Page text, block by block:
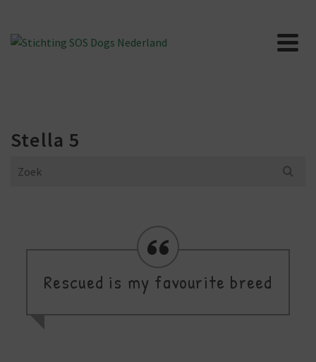
Stella 5
Search
Rescued is my favourite breed